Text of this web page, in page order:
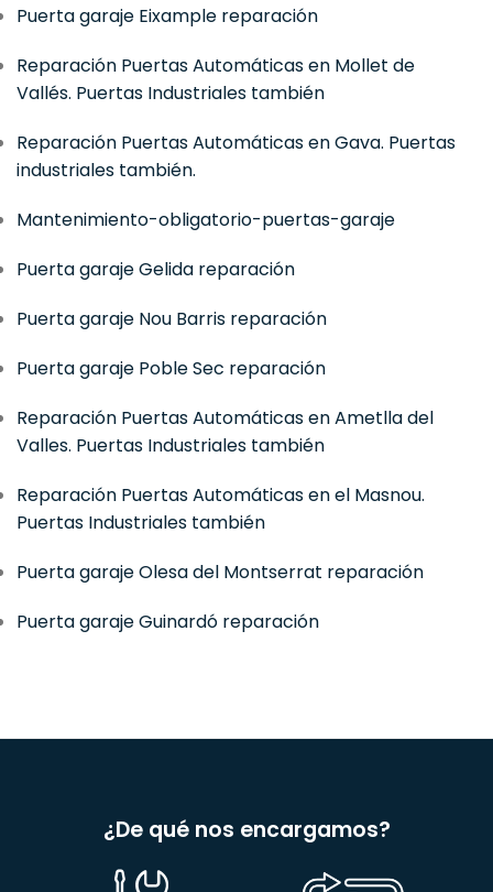
Puerta garaje Eixample reparación
Reparación Puertas Automáticas en Mollet de
Vallés. Puertas Industriales también
Reparación Puertas Automáticas en Gava. Puertas
industriales también.
Mantenimiento-obligatorio-puertas-garaje
Puerta garaje Gelida reparación
Puerta garaje Nou Barris reparación
Puerta garaje Poble Sec reparación
Reparación Puertas Automáticas en Ametlla del
Valles. Puertas Industriales también
Reparación Puertas Automáticas en el Masnou.
Puertas Industriales también
Puerta garaje Olesa del Montserrat reparación
Puerta garaje Guinardó reparación
¿De qué nos encargamos?